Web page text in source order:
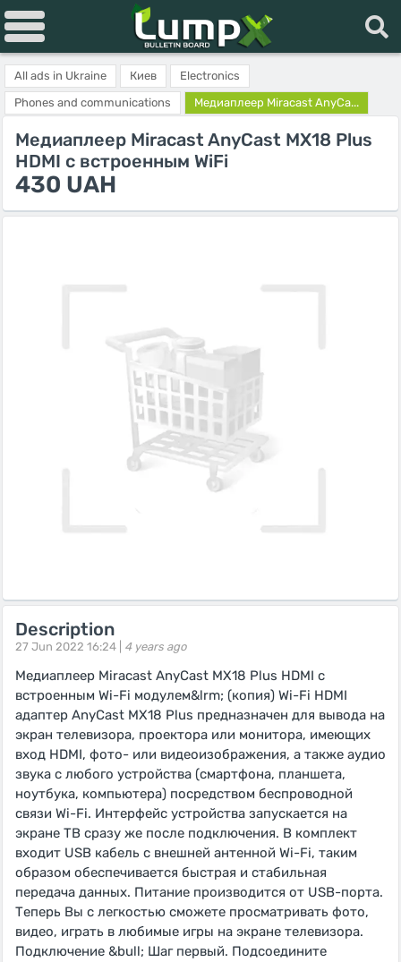
All ads in Ukraine Киев
Electronics
Phones and communications
Медиаплеер Miracast AnyCa...
Медиаплеер Miracast AnyCast MX18 Plus
HDMI с встроенным WiFi
430 UAH
Description
27 Jun 2022 16:24 | 4 years ago
Медиаплеер Miracast AnyCast MX18 Plus HDMI с
встроенным Wi-Fi модулем&lrm; (копия) Wi-Fi HDMI
адаптер AnyCast MX18 Plus предназначен для вывода на
экран телевизора, проектора или монитора, имеющих
вход HDMI, фото- или видеоизображения, а также аудио
звука с любого устройства (смартфона, планшета,
ноутбука, компьютера) посредством беспроводной
связи Wi-Fi. Интерфейс устройства запускается на
экране ТВ сразу же после подключения. В комплект
входит USB кабель с внешней антенной Wi-Fi, таким
образом обеспечивается быстрая и стабильная
передача данных. Питание производится от USB-порта.
Теперь Вы с легкостью сможете просматривать фото,
видео, играть в любимые игры на экране телевизора.
Подключение &bull; Шаг первый. Подсоедините